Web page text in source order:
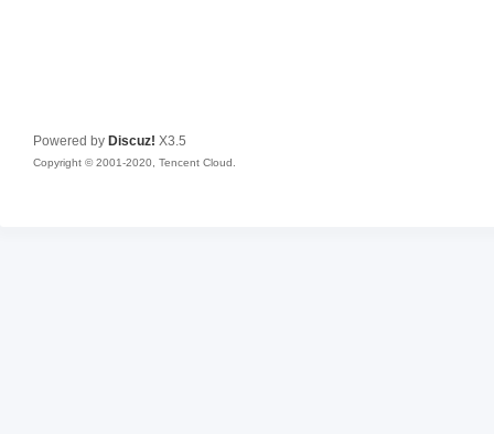
Powered by Discuz! X3.5
Copyright © 2001-2020, Tencent Cloud.